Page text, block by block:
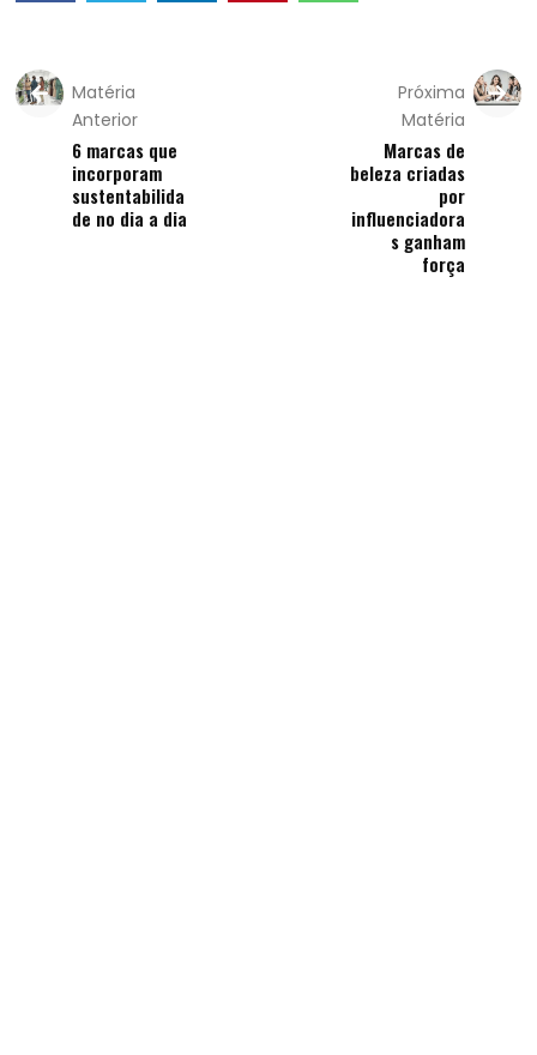
Matéria
Anterior
6 marcas que
incorporam
sustentabilida
de no dia a dia
Próxima
Matéria
Marcas de
beleza criadas
por
influenciadora
s ganham
força